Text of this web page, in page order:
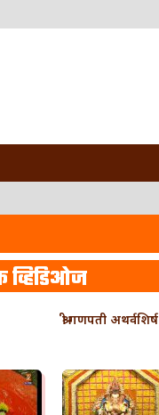
व्हिडिओज
श्री गणपती अथर्वशिर्ष